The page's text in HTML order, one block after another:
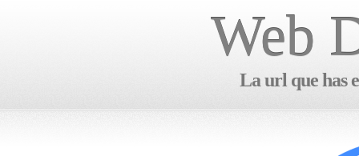
Web
La url que has